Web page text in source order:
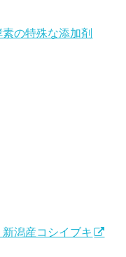
の特殊な添加剤
潟産コシイブキ